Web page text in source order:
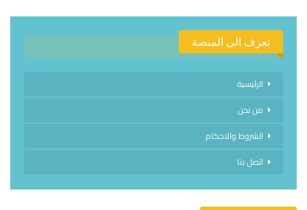
تعرف الى المنصة
الرئيسية
من نحن
الشروط والاحكام
اتصل بنا